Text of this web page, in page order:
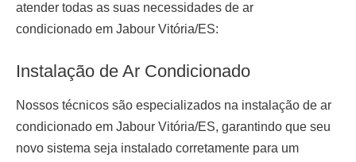
atender todas as suas necessidades de ar
condicionado em Jabour Vitória/ES:
Instalação de Ar Condicionado
Nossos técnicos são especializados na instalação de ar
condicionado em Jabour Vitória/ES, garantindo que seu
novo sistema seja instalado corretamente para um